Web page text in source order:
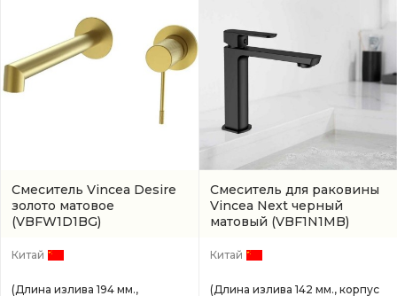
Смеситель Vincea Desire
золото матовое
(VBFW1D1BG)
Китай
(Длина излива 194 мм.,
Смеситель для раковины
Vincea Next черный
матовый (VBF1N1MB)
Китай
(Длина излива 142 мм., корпус